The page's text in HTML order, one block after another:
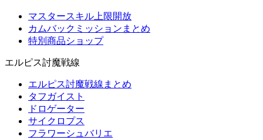
マスタースキル上限開放
カムバックミッションまとめ
特別商品ショップ
エルピス討魔戦線
エルピス討魔戦線まとめ
タフガイスト
ドロゲーター
サイクロプス
フラワーシュバリエ